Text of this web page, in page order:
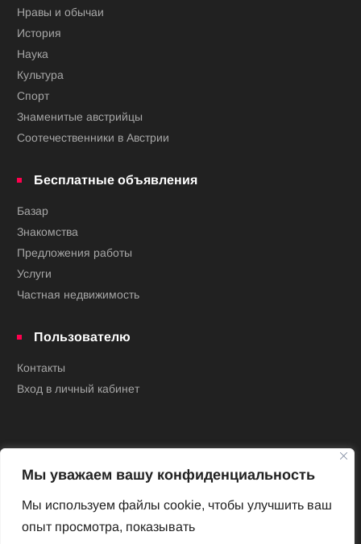
Мы уважаем вашу конфиденциальность
Мы используем файлы cookie, чтобы улучшить ваш
опыт просмотра, показывать
Нравы и обычаи
История
Наука
Культура
Спорт
Знаменитые австрийцы
Соотечественники в Австрии
Бесплатные объявления
Базар
Знакомства
Предложения работы
Услуги
Частная недвижимость
Пользователю
Контакты
Вход в личный кабинет
Новый Венский журнал